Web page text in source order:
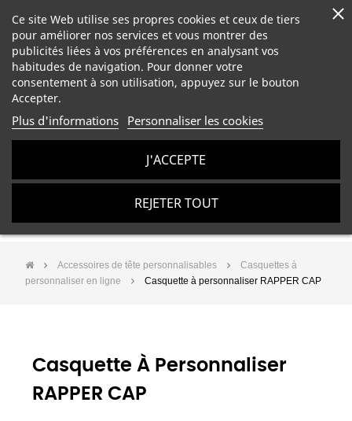
Accessoires de tête personnalisables
Casquettes à
personnaliser en ligne
Casquette à personnaliser RAPPER CAP
Casquette À Personnaliser
RAPPER CAP
Ce site Web utilise ses propres cookies et ceux de tiers
pour améliorer nos services et vous montrer des
publicités liées à vos préférences en analysant vos
habitudes de navigation. Pour donner votre
consentement à son utilisation, appuyez sur le bouton
Accepter.
Plus d'informations Personnaliser les cookies
REJETER TOUT
J'ACCEPTE